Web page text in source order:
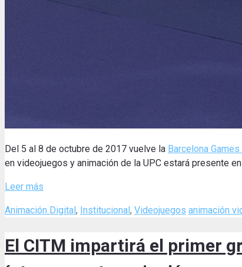
Del 5 al 8 de octubre de 2017 vuelve la Barcelona Games
en videojuegos y animación de la UPC estará presente
Leer más
Categories
Animación Digital, Institucional, Videojuegos Tags
animación
El CITM impartirá el primer